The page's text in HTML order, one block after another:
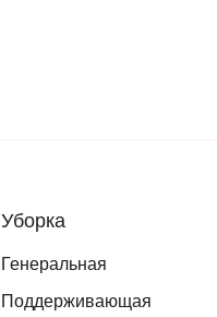
Уборка
Генеральная
Поддерживающая